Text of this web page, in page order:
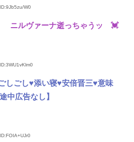
ID:9Jb5zu/W0
ルヴァーナ逝っちゃうッ゙💓
ID:3WU1vKlm0
しごし♥添い寝♥安倍晋三♥意味
中広告なし】
ID:FOIA+UJr0